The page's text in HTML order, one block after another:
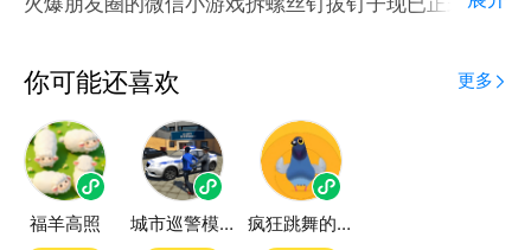
应用宝为腾讯官方游戏平台，收录海量正版授权的高热
度精品小游戏。直接搜索或者在小游戏 tab 发现热门
拆螺丝钉拔钉子小游戏双平台畅玩
官方授权，在电脑上和手机上双端都能直接畅玩微信小
你可能还喜欢 更多
福羊高照 城市巡警模拟器 疯狂跳舞的鸽子